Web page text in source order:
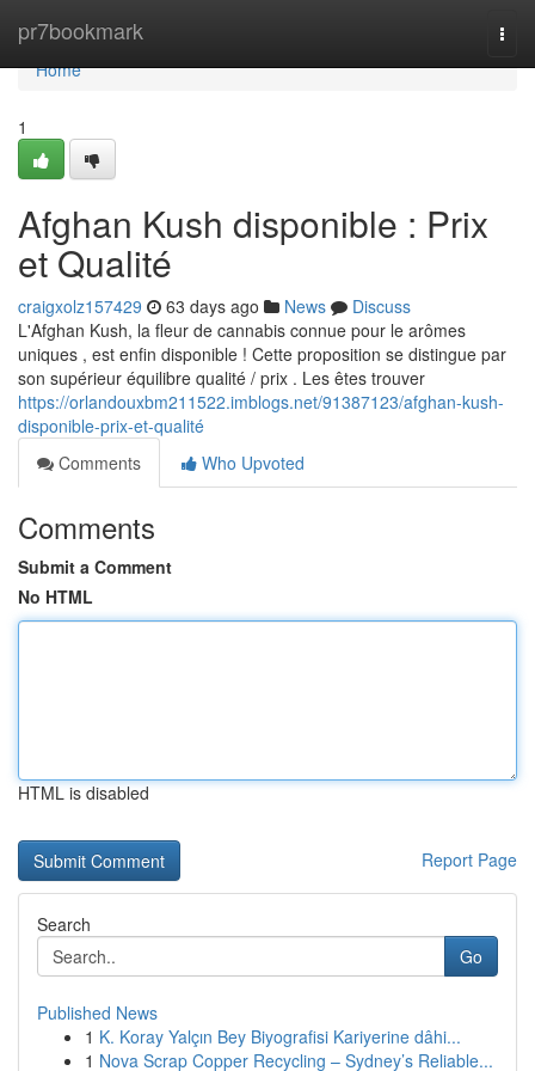
pr7bookmark
Home
Home
1
Afghan Kush disponible : Prix
et Qualité
craigxolz157429 63 days ago News
Discuss
L'Afghan Kush, la fleur de cannabis connue pour le arômes
uniques , est enfin disponible ! Cette proposition se distingue par
son supérieur équilibre qualité / prix . Les êtes trouver
https://orlandouxbm211522.imblogs.net/91387123/afghan-kush-
disponible-prix-et-qualité
Comments
Who Upvoted
Comments
Submit a Comment
No HTML
HTML is disabled
Report Page
Search
Go
Published News
1 K. Koray Yalçın Bey Biyografisi Kariyerine dâhi...
1 Nova Scrap Copper Recycling – Sydney’s Reliable...